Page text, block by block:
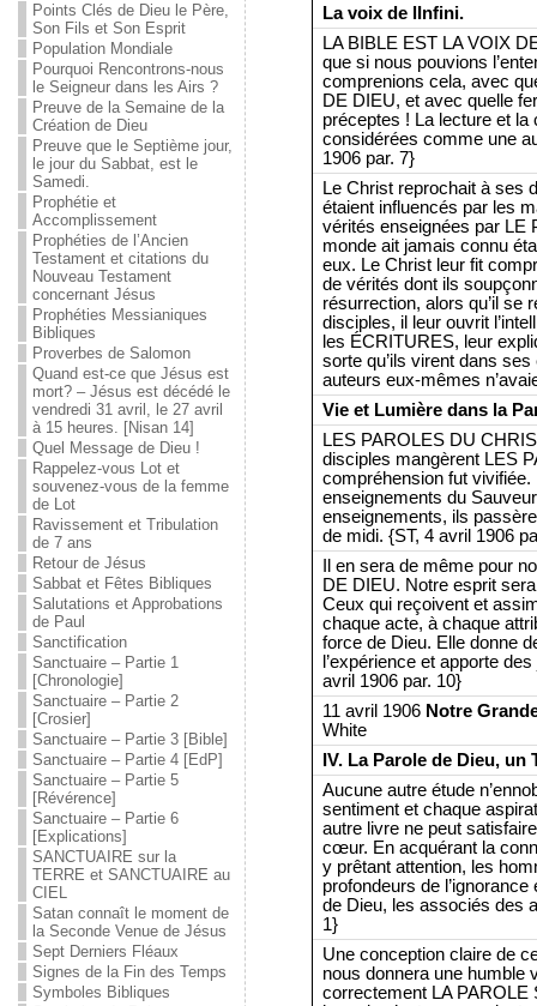
Points Clés de Dieu le Père,
Son Fils et Son Esprit
Population Mondiale
Pourquoi Rencontrons-nous
le Seigneur dans les Airs ?
Preuve de la Semaine de la
Création de Dieu
Preuve que le Septième jour,
le jour du Sabbat, est le
Samedi.
Prophétie et
Accomplissement
Prophéties de l’Ancien
Testament et citations du
Nouveau Testament
concernant Jésus
Prophéties Messianiques
Bibliques
Proverbes de Salomon
Quand est-ce que Jésus est
mort? – Jésus est décédé le
vendredi 31 avril, le 27 avril
à 15 heures. [Nisan 14]
Quel Message de Dieu !
Rappelez-vous Lot et
souvenez-vous de la femme
de Lot
Ravissement et Tribulation
de 7 ans
Retour de Jésus
Sabbat et Fêtes Bibliques
Salutations et Approbations
de Paul
Sanctification
Sanctuaire – Partie 1
[Chronologie]
Sanctuaire – Partie 2
[Crosier]
Sanctuaire – Partie 3 [Bible]
Sanctuaire – Partie 4 [EdP]
Sanctuaire – Partie 5
[Révérence]
Sanctuaire – Partie 6
[Explications]
SANCTUAIRE sur la
TERRE et SANCTUAIRE au
CIEL
Satan connaît le moment de
la Seconde Venue de Jésus
Sept Derniers Fléaux
Signes de la Fin des Temps
Symboles Bibliques
La voix de lInfini.
LA BIBLE EST LA VOIX
que si nous pouvions
comprenions cela, avec
DE DIEU, et avec quelle
préceptes ! La lecture et
considérées comme une
1906 par. 7}
Le Christ reprochait à ses
étaient influencés par les
vérités enseignées par LE
monde ait jamais connu
eux. Le Christ leur fit
de vérités dont ils
résurrection, alors qu’il se
disciples, il leur ouvrit
les ÉCRITURES, leur
sorte qu’ils virent dans
auteurs eux-mêmes
Vie et Lumière dans la
LES PAROLES DU
disciples mangèrent LES
compréhension fut
enseignements du
enseignements, ils
de midi. {ST, 4 avril 1906
Il en sera de même pour
DE DIEU. Notre esprit
Ceux qui reçoivent et
chaque acte, à chaque
force de Dieu. Elle donne
l’expérience et apporte
avril 1906 par. 10}
11 avril 1906 Notre
White
IV. La Parole de Dieu, un
Aucune autre étude
sentiment et chaque
autre livre ne peut
cœur. En acquérant la
y prêtant attention, les
profondeurs de
de Dieu, les associés des
1}
Une conception claire de
nous donnera une humble
correctement LA PAROLE